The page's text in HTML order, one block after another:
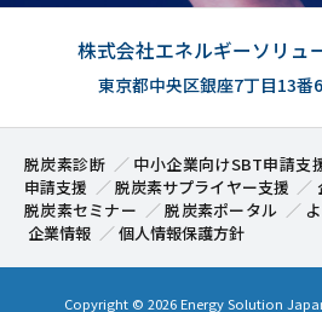
株式会社エネルギーソリュ
東京都中央区銀座7丁目13番
脱炭素診断 中小企業向けSBT申請支
申請支援
脱炭素サプライヤー支援
脱炭素セミナー
脱炭素ポータル
企業情報
個人情報保護方針
Copyright © 2026 Energy Solution